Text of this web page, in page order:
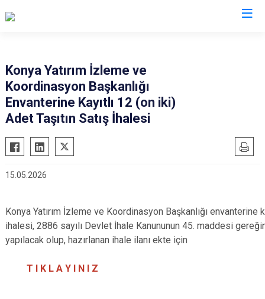
Konya Yatırım İzleme ve
Koordinasyon Başkanlığı
Envanterine Kayıtlı 12 (on iki)
Adet Taşıtın Satış İhalesi
15.05.2026
Konya Yatırım İzleme ve Koordinasyon Başkanlığı envanterine
ihalesi, 2886 sayılı Devlet İhale Kanununun 45. maddesi
yapılacak olup, hazırlanan ihale ilanı ekte için
T I K L A Y I N I Z